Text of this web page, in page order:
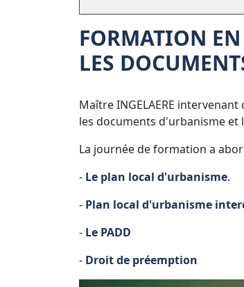
FORMATION
LES
Maître INGELAERE
les documents d'urbanisme et
La journée de formation a
- Le plan local d'urbanisme.
- Plan local d'urbanisme
- Le PADD
- Droit de préemption